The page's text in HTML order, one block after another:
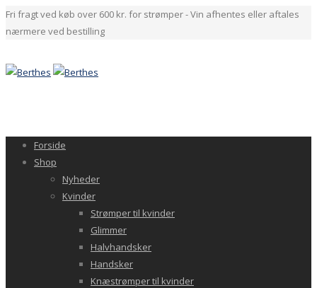
Fri fragt ved køb over 600 kr. for strømper - Vin afhentes eller aftales
nærmere ved bestilling
Forside
Shop
Nyheder
Kvinder
Strømper til kvinder
Glimmer
Halvhandsker
Handsker
Knæstrømper til kvinder